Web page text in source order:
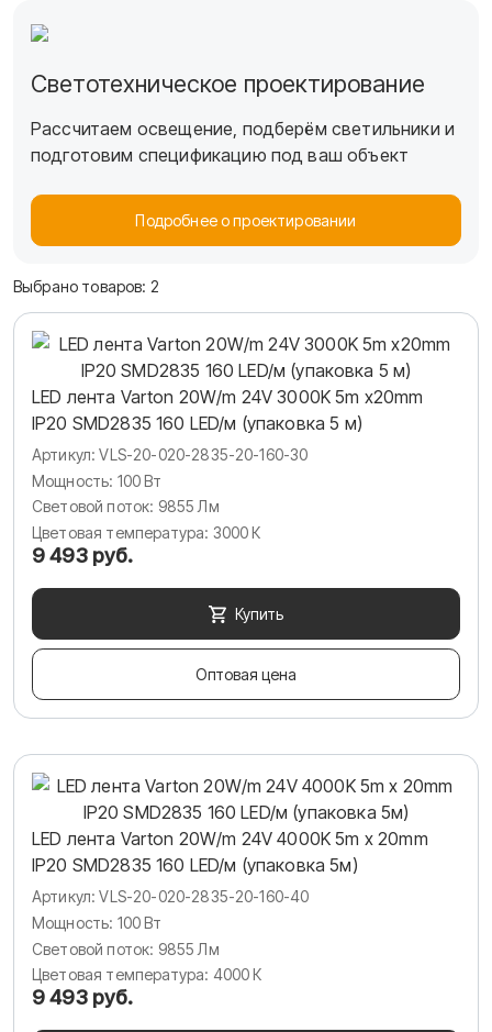
LED лента профессиональная серии VLS
Лента DC24V широкая SMD
Светотехническое проектирование
Рассчитаем освещение, подберём светильники и
подготовим спецификацию под ваш объект
Подробнее о проектировании
Подбор по параметрам
Выбрано товаров: 2
LED лента Varton 20W/m 24V 3000K 5m x20mm
IP20 SMD2835 160 LED/м (упаковка 5 м)
Артикул: VLS-20-020-2835-20-160-30
Мощность: 100 Вт
Световой поток: 9855 Лм
Цветовая температура: 3000 К
9 493 руб.
Купить
Оптовая цена
LED лента Varton 20W/m 24V 4000K 5m x 20mm
IP20 SMD2835 160 LED/м (упаковка 5м)
Артикул: VLS-20-020-2835-20-160-40
Мощность: 100 Вт
Световой поток: 9855 Лм
Цветовая температура: 4000 К
9 493 руб.